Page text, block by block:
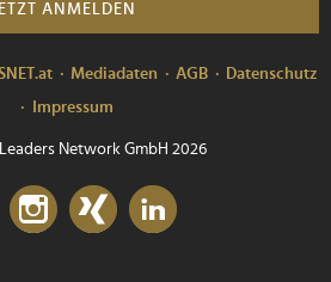
ANMELDEN
Mediadaten AGB
Datenschutz
Impressum
Network GmbH 2026